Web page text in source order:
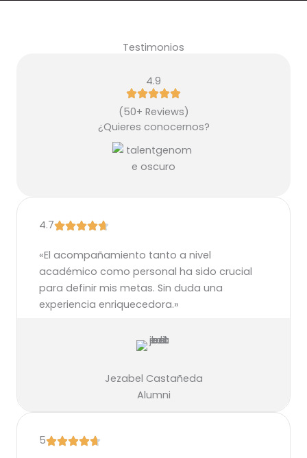
Testimonios
4.9
(50+ Reviews)
¿Quieres conocernos?
4.7
«El acompañamiento tanto a nivel
académico como personal ha sido crucial
para definir mis metas. Sin duda una
experiencia enriquecedora.»
Jezabel Castañeda
Alumni
5